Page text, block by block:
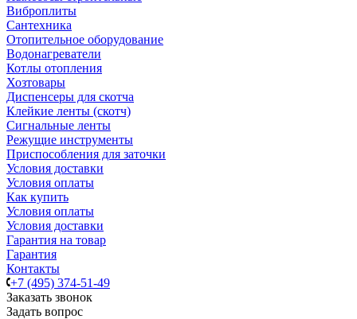
Виброплиты
Сантехника
Отопительное оборудование
Водонагреватели
Котлы отопления
Хозтовары
Диспенсеры для скотча
Клейкие ленты (скотч)
Сигнальные ленты
Режущие инструменты
Приспособления для заточки
Условия доставки
Условия оплаты
Как купить
Условия оплаты
Условия доставки
Гарантия на товар
Гарантия
Контакты
+7 (495) 374-51-49
Заказать звонок
Задать вопрос